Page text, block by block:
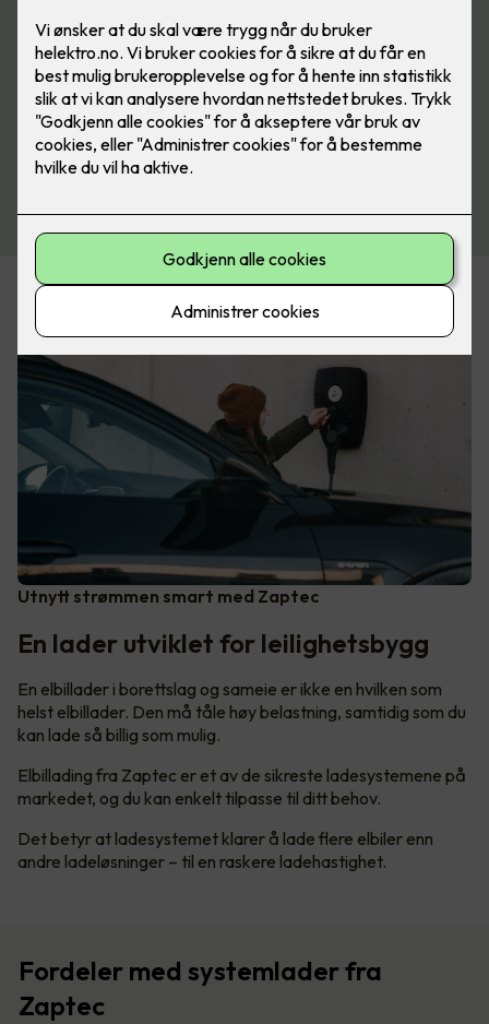
Utnytt strømmen smart med Zaptec
En lader utviklet for leilighetsbygg
En elbillader i borettslag og sameie er ikke en hvilken som
helst elbillader. Den må tåle høy belastning, samtidig som du
kan lade så billig som mulig.
Elbillading fra Zaptec er et av de sikreste ladesystemene på
markedet, og du kan enkelt tilpasse til ditt behov.
Det betyr at ladesystemet klarer å lade flere elbiler enn
andre ladeløsninger – til en raskere ladehastighet.
Fordeler med systemlader fra
Zaptec